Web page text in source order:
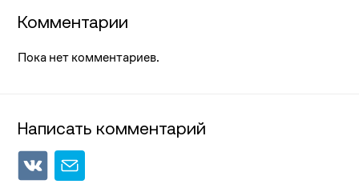
Комментарии
Пока нет комментариев.
Написать комментарий